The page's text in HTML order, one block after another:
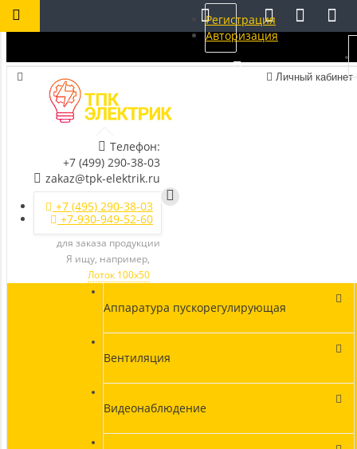
Личный кабинет
Телефон:
+7 (499) 290-38-03
zakaz@tpk-elektrik.ru
+7 (495) 290-38-03
+7-930-949-52-60
для заказа продукции
Я ищу, например,
Лоток 100х50
Аппаратура пускорегулирующая
Вентиляция
Видеонаблюдение
Регистрация
Авторизация